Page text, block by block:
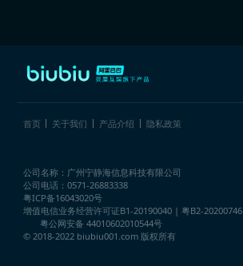
首页 关于我们 产品介绍 隐私政策
公司名称：广州宁静海信息科技有限公司
公司电话：0571-26883338
粤ICP备16043020号
增值电信业务经营许可证B1-20190040 | 粤B2-20200746
粤公网安备 44010602010544号
© 2018-2022 biubiu001.com 版权所有